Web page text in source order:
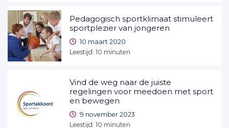
Pedagogisch sportklimaat stimuleert
sportplezier van jongeren
10 maart 2020
Leestijd: 10 minuten
Vind de weg naar de juiste
regelingen voor meedoen met sport
en bewegen
9 november 2023
Leestijd: 10 minuten